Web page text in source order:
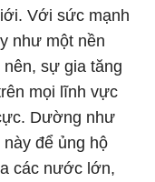
Với sức mạnh
như một nền
nên, sự gia tăng
mọi lĩnh vực
Dường như
để ủng hộ
các nước lớn,